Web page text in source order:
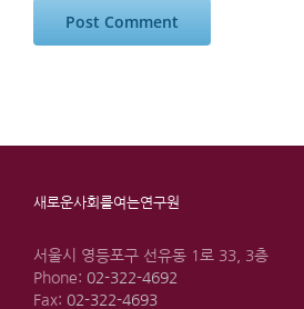
새로운사회를여는연구원
서울시 영등포구 선유동 1로 33, 3층
Phone: 02-322-4692
Fax: 02-322-4693